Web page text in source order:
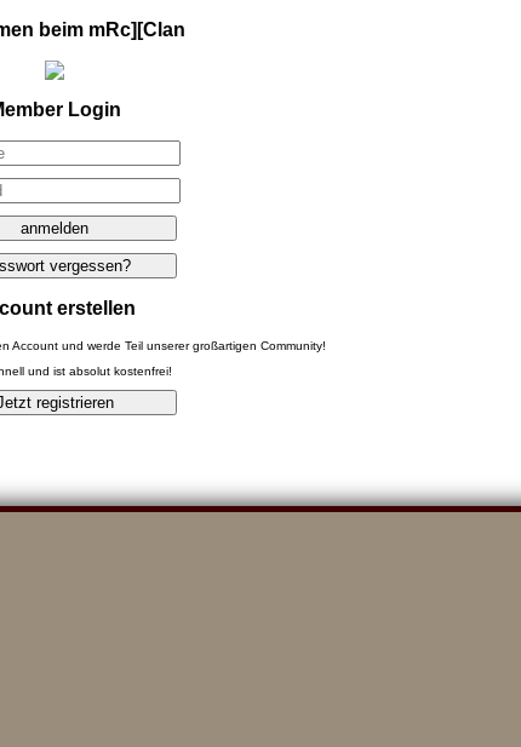
beim mRc][Clan
Login
erstellen
Account und werde Teil unserer großartigen Community!
und ist absolut kostenfrei!